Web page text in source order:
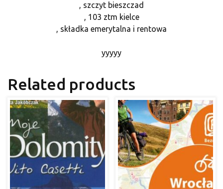
, szczyt bieszczad
, 103 ztm kielce
, składka emerytalna i rentowa
yyyyy
Related products